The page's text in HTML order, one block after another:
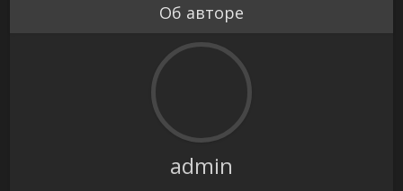
Об авторе
admin